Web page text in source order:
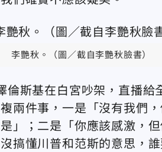
李艷秋。（圖／截自李艷秋臉書）
倫斯基在白宮吵架，直播給
兩件事，一是「沒有我們
」；二是「你應該感激，
搞懂川普和范斯的意思，